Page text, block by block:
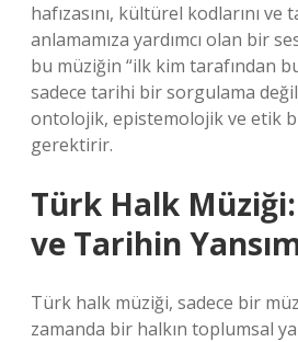
hafızasını, kültürel kodlarını
anlamamıza yardımcı olan bir
bu müziğin “ilk kim tarafından
sadece tarihi bir sorgulama
ontolojik, epistemolojik ve etik
gerektirir.
Türk Halk
ve Tarihin
Türk halk müziği, sadece bir
zamanda bir halkın toplumsal